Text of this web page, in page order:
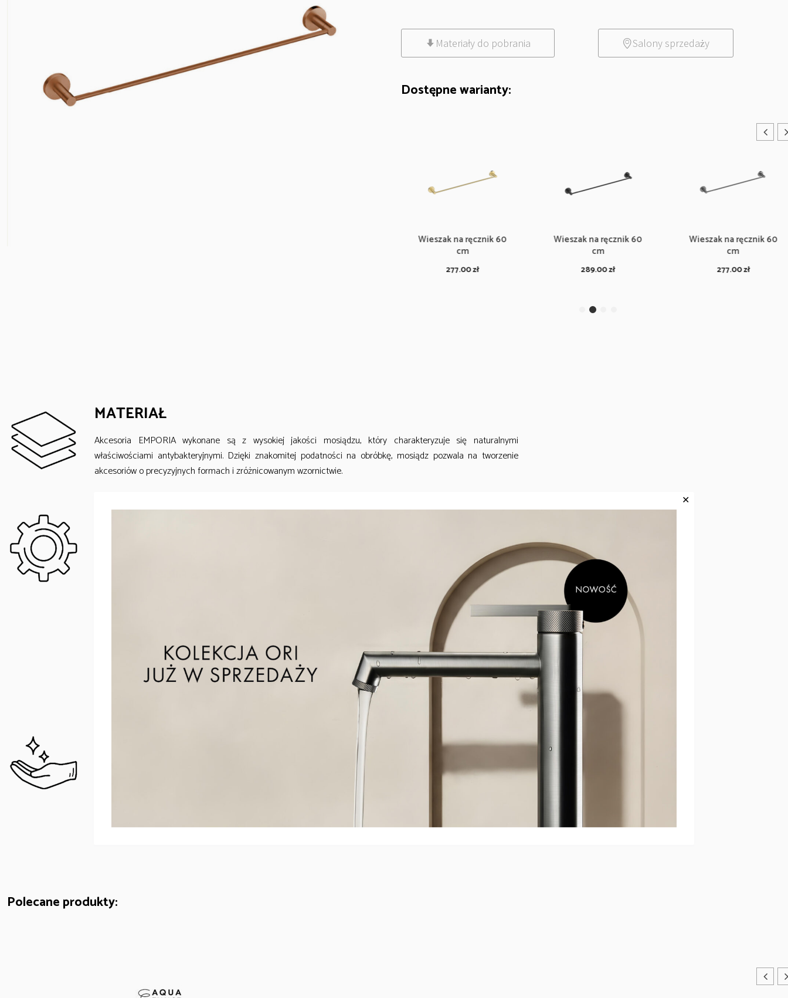
Materiały do pobrania Salony sprzedaży
Dostępne warianty:
Wieszak na ręcznik 60
cm
277.00zł
Wieszak na ręcznik 60
cm
289.00zł
Wieszak na ręcznik 60
cm
277.00zł
MATERIAŁ
Akcesoria EMPORIA wykonane są z wysokiej jakości mosiądzu, który charakteryzuje się naturalnymi
właściwościami antybakteryjnymi. Dzięki znakomitej podatności na obróbkę, mosiądz pozwala na tworzenie
akcesoriów o precyzyjnych formach i zróżnicowanym wzornictwie.
Miedź szczotkowana w perfekcyjnym wykończeniu – technologia PVD w akcesoriach EMPORIA
Akcesoria EMPORIA w kolorze miedź szczotkowana zyskują wyjątkową trwałość i głębię koloru dzięki
zastosowaniu zaawansowanej technologii powlekania PVD. PVD (Physical Vapor Deposition) to technologia
nakładania cienkich, metalicznych powłok w warunkach próżni – czyli w specjalnej komorze, w której znacznie
obniżono ciśnienie powietrza, co pozwala cząsteczkom metali swobodnie przemieszczać się i równomiernie
1. Niklowanie i chromowanie – Osadzanie metali, które tworzą ochronna powłokę zwiększającą odporność na
2. Koloryzacja – Nakładanie metalicznej powłoki w procesie PVD, aby nadać powierzchni wybrany kolor.
3. Powłoka olejowa – Nakładanie matowej warstwy oleju, chroniącej przed odciskami palców i zabrudzeniami.
Zaleca się stosowanie delikatnych środków do czyszczenia szyb, nie wolno czyścić akcesoriów środkami
zawierającymi materiały ścierne i środków np. na bazie chloru, alkoholu, kwasów, zasad i rozpuszczalników.
Podczas czyszczenia akcesoria powinny mieć temperaturę pokojową. Po zakończeniu czyszczenia, dokładnie
spłukać mytą powierzchnię z resztek detergentu i wytrzeć do sucha miękką ściereczką.
Polecane produkty:
✕